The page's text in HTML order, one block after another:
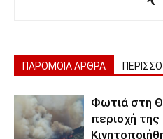
ΠΑΡΟΜΟΙΑ ΑΡΘΡΑ
Φωτιά στη
περιοχή της